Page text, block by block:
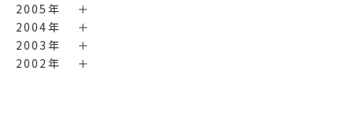
2005年
2004年
2003年
2002年